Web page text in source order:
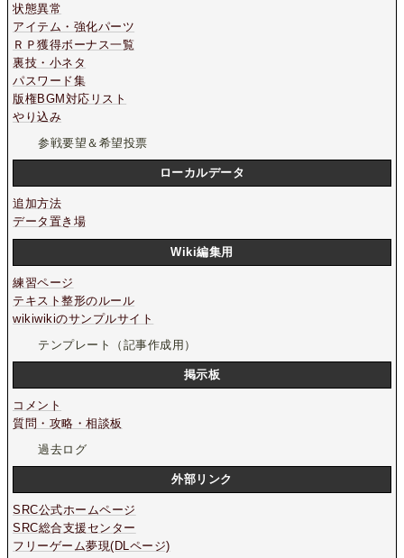
状態異常
アイテム・強化パーツ
ＲＰ獲得ボーナス一覧
裏技・小ネタ
パスワード集
版権BGM対応リスト
やり込み
参戦要望＆希望投票
ローカルデータ
追加方法
データ置き場
Wiki編集用
練習ページ
テキスト整形のルール
wikiwikiのサンプルサイト
テンプレート（記事作成用）
掲示板
コメント
質問・攻略・相談板
過去ログ
外部リンク
SRC公式ホームページ
SRC総合支援センター
フリーゲーム夢現(DLページ)